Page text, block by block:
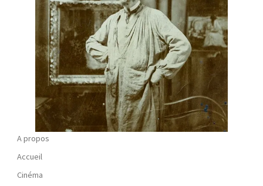
A propos
Accueil
Cinéma